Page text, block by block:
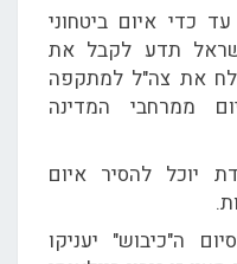
כדי איום ביטחוני
תדע לקבל את
את צה"ל למתקפה
ממרחבי המדינה
יוכל להסיר איום
ה"כיבוש" יעניקו